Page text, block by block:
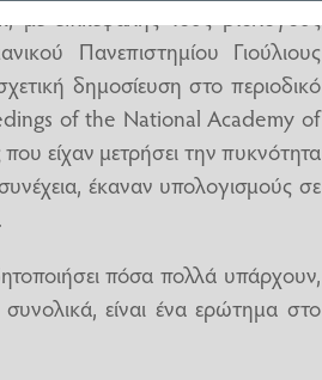
με επικεφαλής τους βιολόγους
Πανεπιστημίου Γιούλιους
δημοσίευση στο περιοδικό
of the National Academy of
είχαν μετρήσει την πυκνότητα
έκαναν υπολογισμούς σε
πόσα πολλά υπάρχουν,
είναι ένα ερώτημα στο